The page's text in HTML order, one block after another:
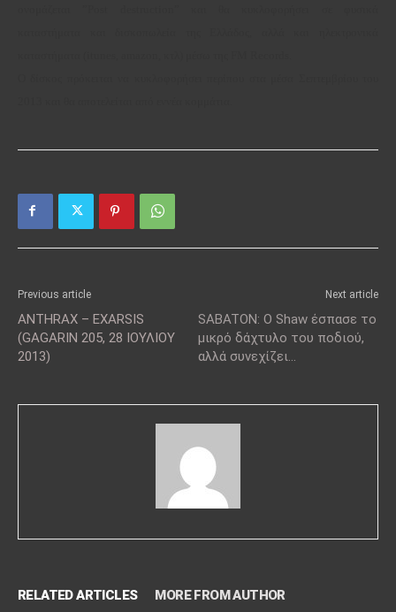
Previous article
ANTHRAX – EXARSIS
(GAGARIN 205, 28 ΙΟΥΛΙΟΥ
2013)
Next article
SABATON: Ο Shaw έσπασε το
μικρό δάχτυλο του ποδιού,
αλλά συνεχίζει…
RELATED ARTICLES MORE FROM AUTHOR